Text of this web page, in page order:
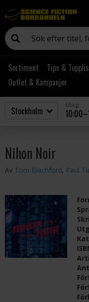
Sortiment Tips &
Outlet & Kampanjer
Nihon Noir
Av Tom Blachford, Paul